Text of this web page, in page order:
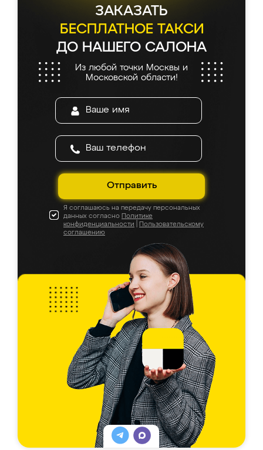
ЗАКАЗАТЬ
БЕСПЛАТНОЕ ТАКСИ
ДО НАШЕГО САЛОНА
Из любой точки Москвы и
Московской области!
Отправить
Я соглашаюсь на передачу персональных
данных согласно Политике
конфиденциальности
Пользовательскому
соглашению